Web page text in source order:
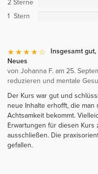
2 Sterne
1 Stern
Insgesamt
Neues
von Johanna F. am 25.
reduzieren und mentale
Der Kurs war gut und
neue Inhalte erhofft, die
Achtsamkeit bekommt.
Erwartungen für diesen
ausschließen. Die
gefallen.